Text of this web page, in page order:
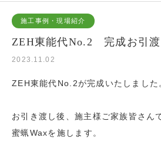
施工事例・現場紹介
ZEH東能代No.2 完成お引渡
2023.11.02
ZEH東能代No.2が完成いたしました
お引き渡し後、施主様ご家族皆さん
蜜蝋Waxを施します。